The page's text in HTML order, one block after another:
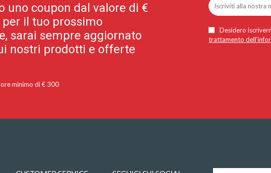
uno coupon dal valore di €
il tuo prossimo
sarai sempre aggiornato
nostri prodotti e offerte
minimo di € 300
Desidero
trattamento